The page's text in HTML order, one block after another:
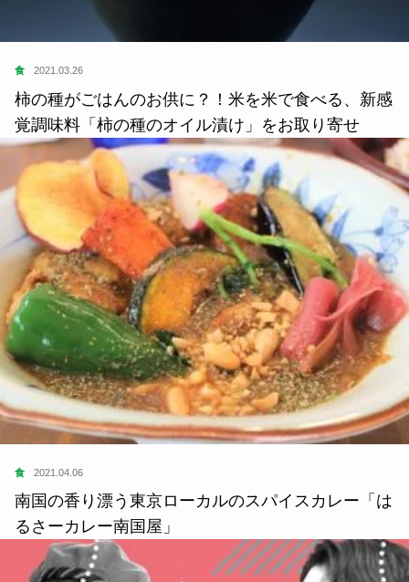
食 2021.03.26
柿の種がごはんのお供に？！米を米で食べる、新感
覚調味料「柿の種のオイル漬け」をお取り寄せ
食 2021.04.06
南国の香り漂う東京ローカルのスパイスカレー「は
るさーカレー南国屋」